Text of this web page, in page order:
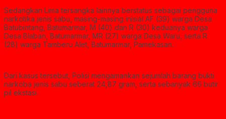
Sedangkan Lima tersangka lainnya berstatus sebagai pengguna
narkotika jenis sabu, masing-masing inisial AF (39) warga Desa
Batubintang, Batumarmar, M (40) dan R (30) keduanya warga
Desa Blaban, Batumarmar, MR (27) warga Desa Waru, serta R
(28) warga Tamberu Alet, Batumarmar, Pamekasan.
Dari kasus tersebut, Polisi mengamankan sejumlah barang bukti
narkoba jenis sabu seberat 24,87 gram, serta sebanyak 66 butir
pil ekstasi.